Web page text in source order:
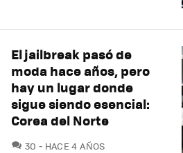
El jailbreak pasó de
moda hace años, pero
hay un lugar donde
sigue siendo esencial:
Corea del Norte
30 COMENTARIOS
HACE 4 AÑOS